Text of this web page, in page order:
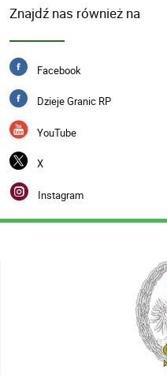
Znajdź nas również na
Facebook
Dzieje Granic RP
YouTube
X
Instagram